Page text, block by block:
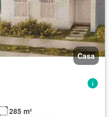
Casa
285 m²